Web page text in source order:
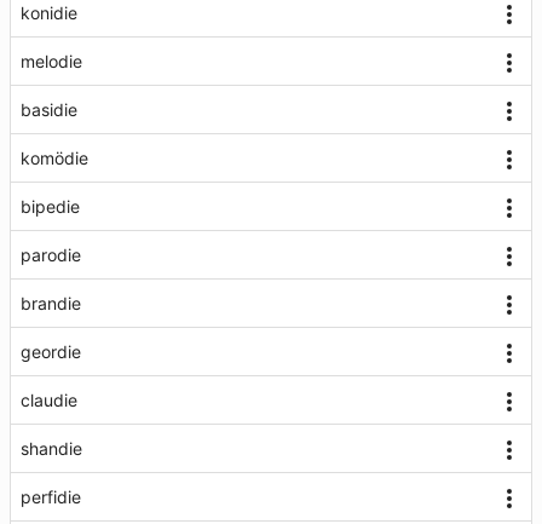
konidie
melodie
basidie
komödie
bipedie
parodie
brandie
geordie
claudie
shandie
perfidie